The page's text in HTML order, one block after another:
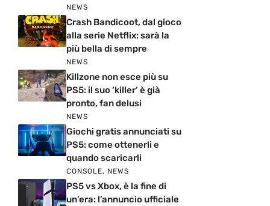
NEWS
Crash Bandicoot, dal gioco
alla serie Netflix: sarà la
più bella di sempre
NEWS
Killzone non esce più su
PS5: il suo ‘killer’ è già
pronto, fan delusi
NEWS
Giochi gratis annunciati su
PS5: come ottenerli e
quando scaricarli
CONSOLE, NEWS
PS5 vs Xbox, è la fine di
un’era: l’annuncio ufficiale